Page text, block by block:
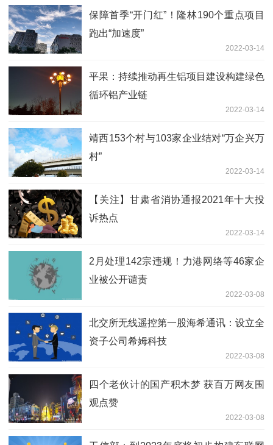
保障首季“开门红”！隆林190个重点项目
跑出“加速度”
2022-03-14
平果：持续推动再生铝项目建设构建绿色
循环铝产业链
2022-03-14
靖西153个村与103家企业结对“万企兴万
村”
2022-03-14
【关注】甘肃省消协通报2021年十大投
诉热点
2022-03-14
2月处理142宗违规！力港网络等46家企
业被公开谴责
2022-03-08
北交所无线遥控第一股海希通讯：设立全
资子公司希姆科技
2022-03-08
四个老伙计的国产积木梦 获百万网友围
观点赞
2022-03-08